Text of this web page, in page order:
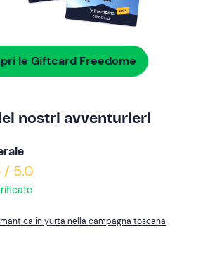
le Giftcard Freedome
nostri avventurieri
/ 5.0
in yurta nella campagna toscana